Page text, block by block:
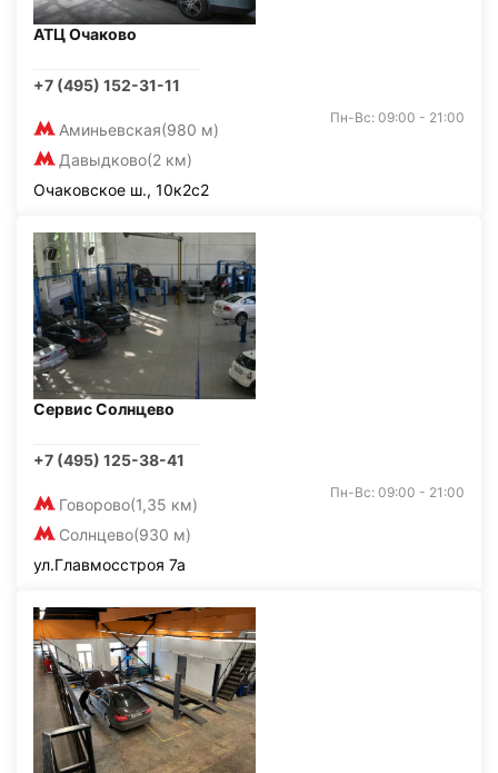
АТЦ Очаково
+7 (495) 152-31-11
Аминьевская(980 м)
Давыдково(2 км)
Пн-Вс: 09:00 - 21:00
Очаковское ш., 10к2с2
Сервис Солнцево
+7 (495) 125-38-41
Говорово(1,35 км)
Солнцево(930 м)
Пн-Вс: 09:00 - 21:00
ул.Главмосстроя 7а